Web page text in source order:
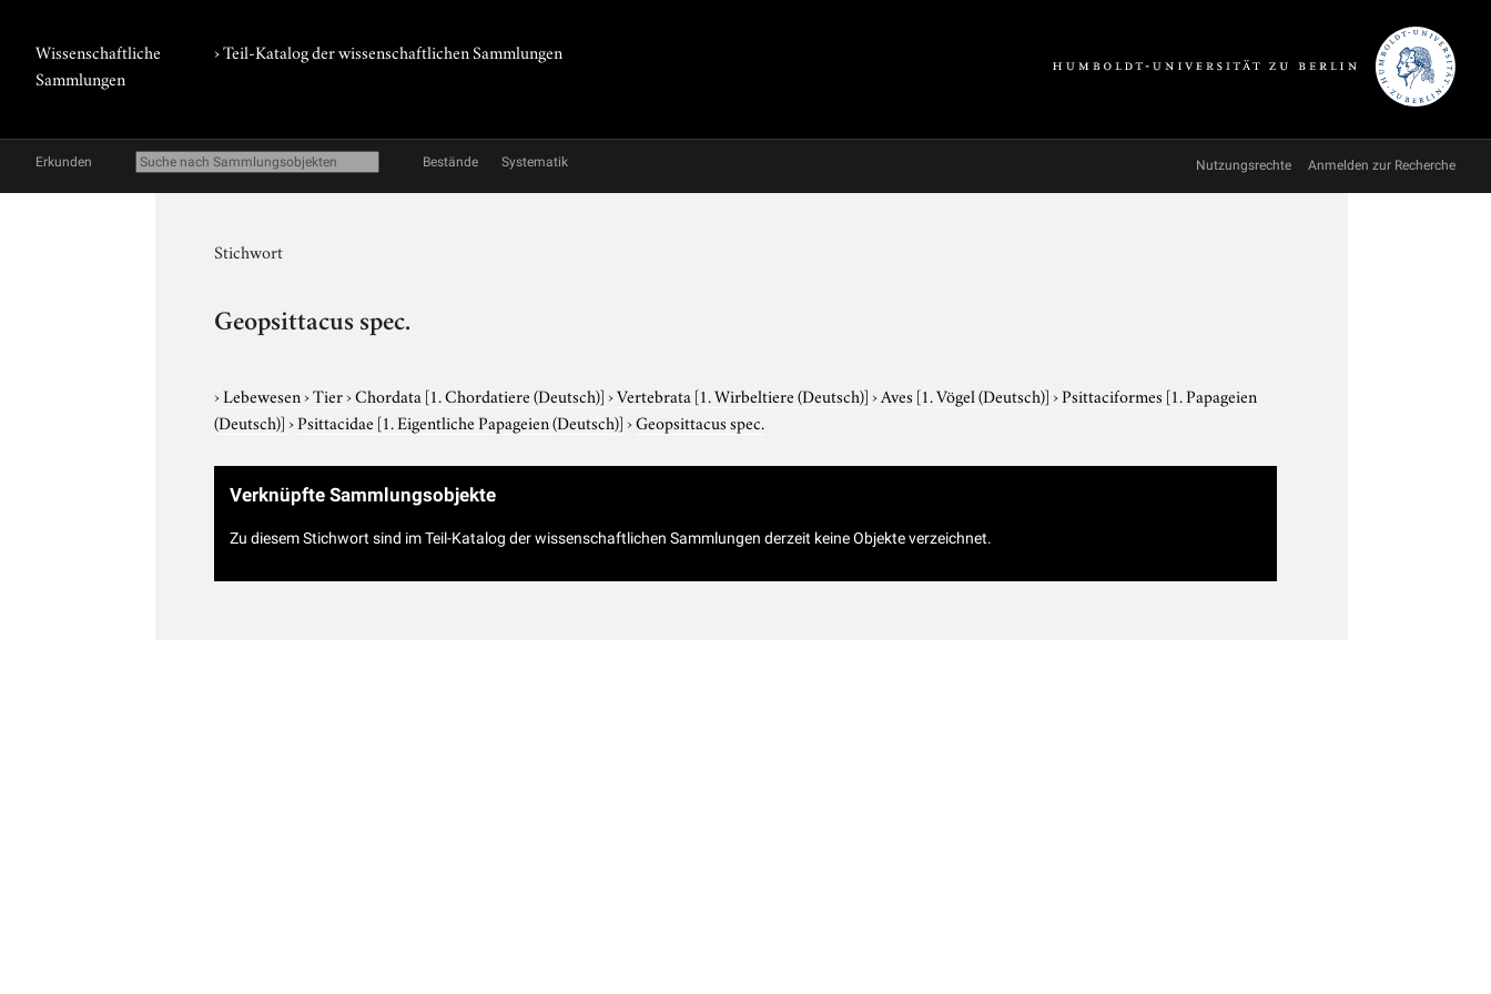
Wissenschaftliche
Sammlungen
› Teil-Katalog der wissenschaftlichen Sammlungen
Erkunden Bestände Systematik Nutzungsrechte Anmelden zur Recherche
Stichwort
Geopsittacus spec.
›Lebewesen›Tier›Chordata [1. Chordatiere (Deutsch)]›Vertebrata [1. Wirbeltiere (Deutsch)]›Aves [1. Vögel (Deutsch)]›Psittaciformes [1. Papageien
(Deutsch)]›Psittacidae [1. Eigentliche Papageien (Deutsch)]›Geopsittacus spec.
Verknüpfte Sammlungsobjekte
Zu diesem Stichwort sind im Teil-Katalog der wissenschaftlichen Sammlungen derzeit keine Objekte verzeichnet.